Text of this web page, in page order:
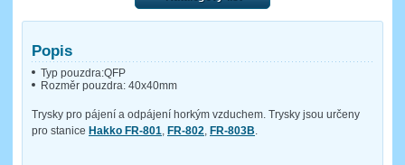
Popis
Typ pouzdra:QFP
Rozměr pouzdra: 40x40mm
Trysky pro pájení a odpájení horkým vzduchem. Trysky jsou určeny
pro stanice Hakko FR-801 FR-802 FR-803B